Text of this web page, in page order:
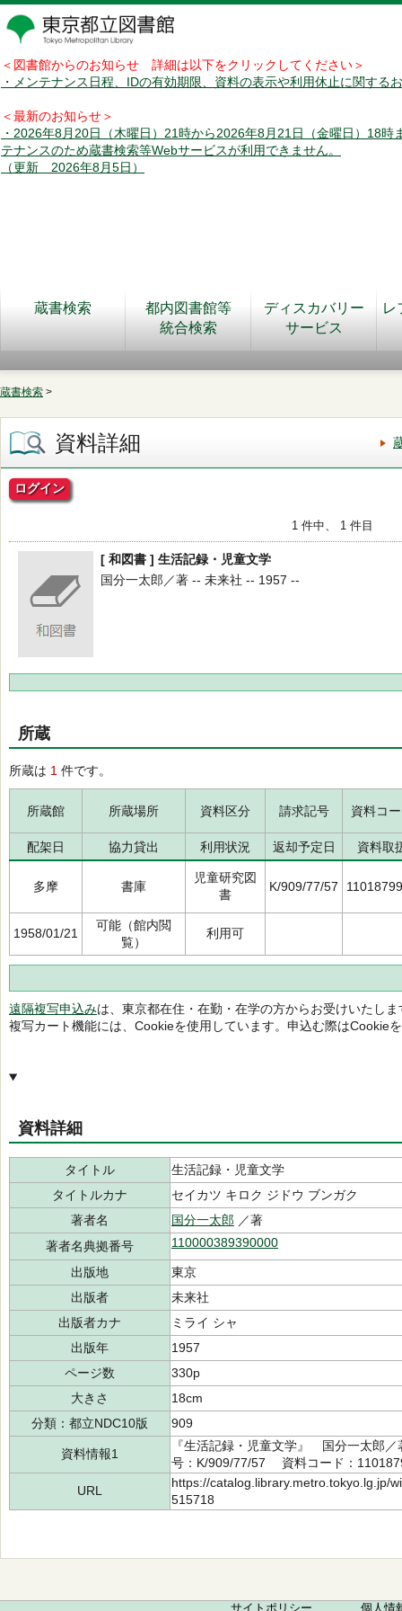
＜図書館からのお知らせ 詳細は以下をクリックしてください＞
・メンテナンス日程、IDの有効期限、資料の表示や利用休止に関する
＜最新のお知らせ＞
・2026年8月20日（木曜日）21時から2026年8月21日（金曜日）18時
テナンスのため蔵書検索等Webサービスが利用できません。
（更新 2026年8月5日）
蔵書検索
都内図書館等
統合検索
ディスカバリー
サービス
レ
蔵書検索 >
資料詳細
ログイン
1 件中、 1 件目
[ 和図書 ] 生活記録・児童文学
国分一太郎／著 -- 未来社 -- 1957 --
所蔵
所蔵は 1 件です。
所蔵館 所蔵場所 資料区分 請求記号 資料コ
配架日 協力貸出 利用状況 返却予定日 資料取
多摩 書庫
児童研究図
書
K/909/77/57
1958/01/21
可能（館内閲
覧）
利用可
遠隔複写申込みは、東京都在住・在勤・在学の方からお受けいたしま
複写カート機能には、Cookieを使用しています。申込む際はCookie
資料詳細
タイトル
生活記録・児童文学
タイトルカナ
セイカツ キロク ジドウ ブンガク
著者名
国分一太郎 ／著
著者名典拠番号
110000389390000
出版地
東京
出版者
未来社
出版者カナ
ミライ シャ
出版年
1957
ページ数
330p
大きさ
18cm
分類：都立NDC10版
909
資料情報1
『生活記録・児童文学』 国分一太
号：K/909/77/57 資料コード：
URL
https://catalog.library.metro.tokyo.lg.jp/
515718
サイトポリシー 個人情